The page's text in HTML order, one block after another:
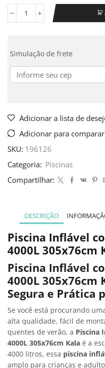
Simulação de frete
Adicionar a lista de
Adicionar para comparar
SKU: 196126
Categoria: Piscinas
Compartilhar:
DESCRIÇÃO
Piscina Inflável
4000L 305x76cm
Piscina Inflável
4000L 305x76cm
Segura e Prática
Se você está procurando
alta qualidade, fácil de
quentes de verão, a Piscina
4000L 305x76cm Kala é a
4000 litros, essa piscina
amplo para crianças e